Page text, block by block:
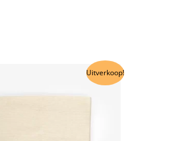
Uitverkoop!
product
heeft